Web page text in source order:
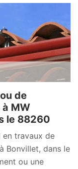
de
MW
le 88260
en travaux de
Bonvillet, dans le
ou une